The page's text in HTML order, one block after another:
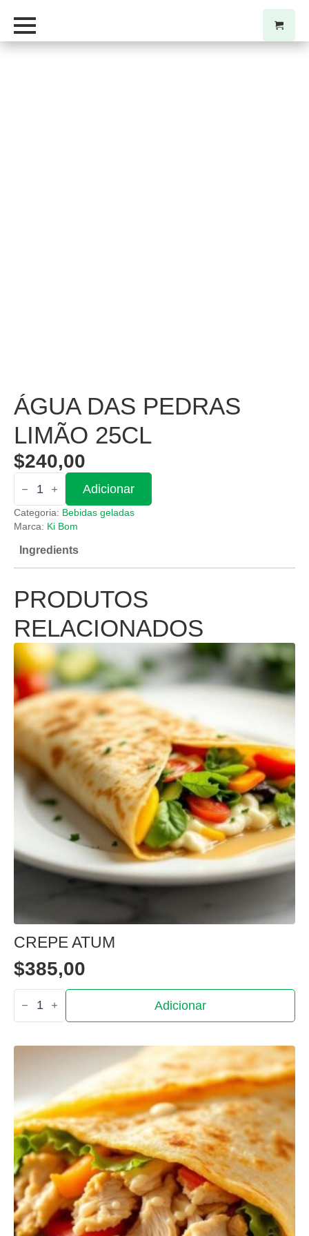
ÁGUA DAS PEDRAS
LIMÃO 25CL
$240,00
Quantidade
de
Água
das
Pedras
25cl
Adicionar
Categoria: Bebidas geladas
Marca: Ki Bom
Ingredients
PRODUTOS
RELACIONADOS
CREPE ATUM
$385,00
Quantidade
de
Crepe
Adicionar